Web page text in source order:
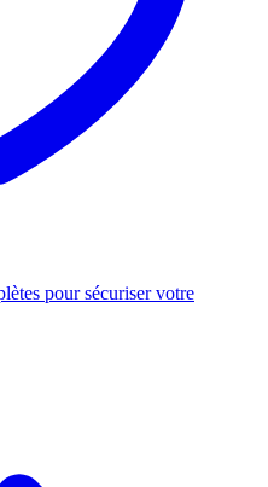
pour sécuriser votre